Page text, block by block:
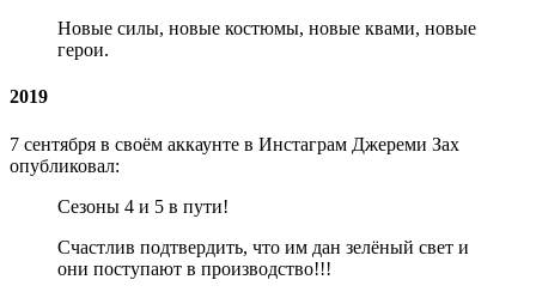
Новые силы, новые костюмы, новые квами, новые
герои.
2019
7 сентября в своём аккаунте в Инстаграм Джереми Зах
опубликовал:
Сезоны 4 и 5 в пути!
Счастлив подтвердить, что им дан зелёный свет и
они поступают в производство!!!